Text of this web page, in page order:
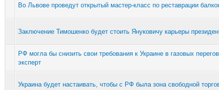
Во Львове проведут открытый мастер-класс по реставрации
Заключение Тимошенко будет стоить Януковичу карьеры
РФ могла бы снизить свои требования к Украине в газовых
эксперт
Украина будет настаивать, чтобы с РФ была зона свободной